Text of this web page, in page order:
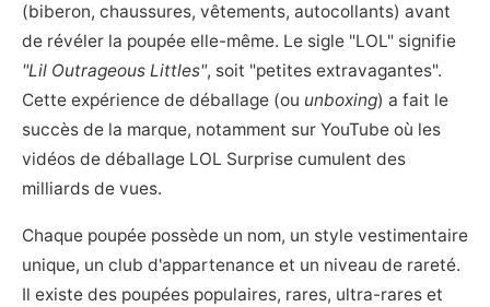
(biberon, chaussures, vêtements, autocollants) avant
de révéler la poupée elle-même. Le sigle "LOL" signifie
"Lil Outrageous Littles", soit "petites extravagantes".
Cette expérience de déballage (ou unboxing) a fait le
succès de la marque, notamment sur YouTube où les
vidéos de déballage LOL Surprise cumulent des
milliards de vues.
Chaque poupée possède un nom, un style vestimentaire
unique, un club d'appartenance et un niveau de rareté.
Il existe des poupées populaires, rares, ultra-rares et